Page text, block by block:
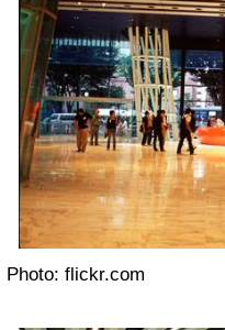
Photo: flickr.com